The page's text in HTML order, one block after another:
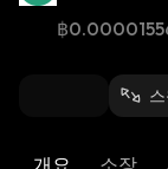
฿
개요 소장